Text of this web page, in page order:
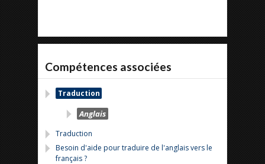
Compétences associées
Traduction
Anglais
Traduction
Besoin d'aide pour traduire de l'anglais vers le
français ?